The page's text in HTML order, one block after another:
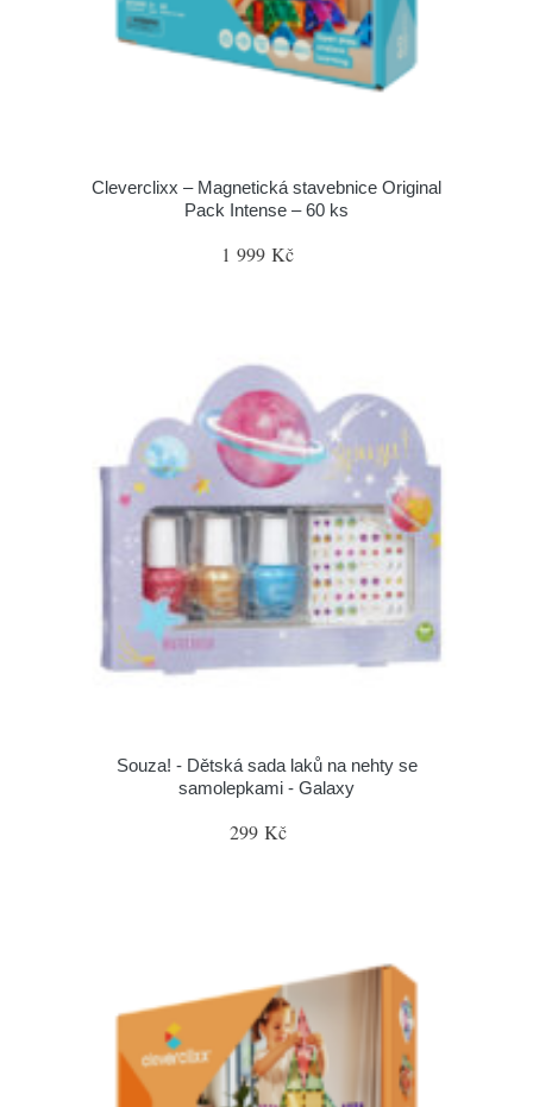
Cleverclixx – Magnetická stavebnice Original
Pack Intense – 60 ks
1 999 Kč
Souza! - Dětská sada laků na nehty se
samolepkami - Galaxy
299 Kč